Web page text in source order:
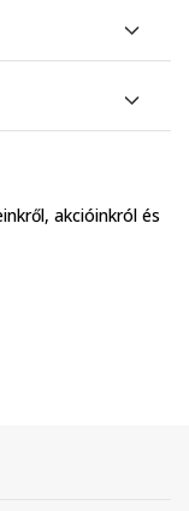
akcióinkról és